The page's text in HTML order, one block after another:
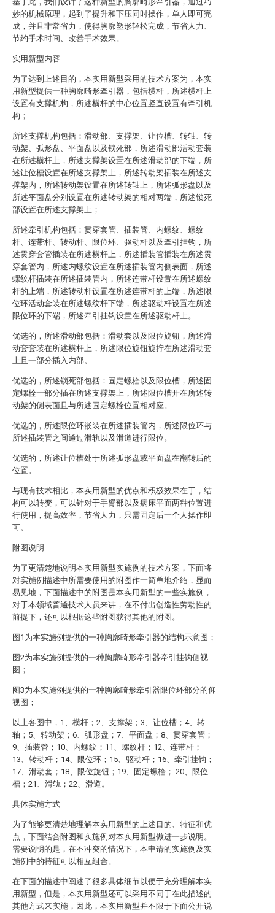
妙的机械原理，起到了提升和下压同时操作，单人即可完
成，并且非常省力，使得胸廓塑形轻松完成，节省人力、
节约手术时间、改善手术效果。
实用新型内容
为了达到上述目的，本实用新型采用的技术方案为，本实
用新型提供一种胸廓畸形牵引器，包括横杆，所述横杆上
设置有支撑机构，所述横杆的中心位置竖直设置有牵引机
构；
所述支撑机构包括：滑动部、支撑架、让位槽、转轴、转
动架、弧形盘、平面盘以及锁死部，所述滑动部活动套装
在所述横杆上，所述支撑架设置在所述滑动部的下端，所
述让位槽设置在所述支撑架上，所述转动架插装在所述支
撑架内，所述转动架设置在所述转轴上，所述弧形盘以及
所述平面盘分别设置在所述转动架的相对两端，所述锁死
部设置在所述支撑架上；
所述牵引机构包括：贯穿套管、插装管、内螺纹、螺纹
杆、连带杆、转动杆、限位环、驱动杆以及牵引挂钩，所
述贯穿套管插装在所述横杆上，所述插装管插装在所述贯
穿套管内，所述内螺纹设置在所述插装管内侧表面，所述
螺纹杆插装在所述插装管内，所述连带杆设置在所述螺纹
杆的上端，所述转动杆设置在所述连带杆的上端，所述限
位环活动套装在所述螺纹杆下端，所述驱动杆设置在所述
限位环的下端，所述牵引挂钩设置在所述驱动杆上。
优选的，所述滑动部包括：滑动套以及限位旋钮，所述滑
动套套装在所述横杆上，所述限位旋钮旋拧在所述滑动套
上且一部分插入内部。
优选的，所述锁死部包括：固定螺栓以及限位槽，所述固
定螺栓一部分插在所述支撑架上，所述限位槽开在所述转
动架的侧表面且与所述固定螺栓位置相对应。
优选的，所述限位环嵌装在所述插装管内，所述限位环与
所述插装管之间通过滑轨以及滑道进行限位。
优选的，所述让位槽处于所述弧形盘或平面盘在翻转后的
位置。
与现有技术相比，本实用新型的优点和积极效果在于，结
构可以转变，可以针对于手臂部以及病床平面两种位置进
行使用，提高效率，节省人力，只需固定后一个人操作即
可。
附图说明
为了更清楚地说明本实用新型实施例的技术方案，下面将
对实施例描述中所需要使用的附图作一简单地介绍，显而
易见地，下面描述中的附图是本实用新型的一些实施例，
对于本领域普通技术人员来讲，在不付出创造性劳动性的
前提下，还可以根据这些附图获得其他的附图。
图1为本实施例提供的一种胸廓畸形牵引器的结构示意图；
图2为本实施例提供的一种胸廓畸形牵引器牵引挂钩侧视
图；
图3为本实施例提供的一种胸廓畸形牵引器限位环部分的仰
视图；
以上各图中，1、横杆；2、支撑架；3、让位槽；4、转
轴；5、转动架；6、弧形盘；7、平面盘；8、贯穿套管；
9、插装管；10、内螺纹；11、螺纹杆；12、连带杆；
13、转动杆；14、限位环；15、驱动杆；16、牵引挂钩；
17、滑动套；18、限位旋钮；19、固定螺栓； 20、限位
槽；21、滑轨；22、滑道。
具体实施方式
为了能够更清楚地理解本实用新型的上述目的、特征和优
点，下面结合附图和实施例对本实用新型做进一步说明。
需要说明的是，在不冲突的情况下，本申请的实施例及实
施例中的特征可以相互组合。
在下面的描述中阐述了很多具体细节以便于充分理解本实
用新型，但是，本实用新型还可以采用不同于在此描述的
其他方式来实施，因此，本实用新型并不限于下面公开说